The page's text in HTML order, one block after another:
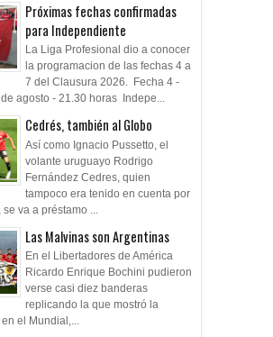
Próximas fechas confirmadas
para Independiente
La Liga Profesional dio a conocer
la programacion de las fechas 4 a
7 del Clausura 2026. Fecha 4 -
agosto - 21.30 horas Indepe...
Cedrés, también al Globo
Así como Ignacio Pussetto, el
volante uruguayo Rodrigo
Fernández Cedres, quien
tampoco era tenido en cuenta por
va a préstamo ...
Las Malvinas son Argentinas
En el Libertadores de América
Ricardo Enrique Bochini pudieron
verse casi diez banderas
replicando la que mostró la
el Mundial,...